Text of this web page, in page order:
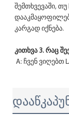
შემთხვევაში,
კარგად იქნება.
კითხვა 3. რაც
A: ჩვენ ვიღებთ